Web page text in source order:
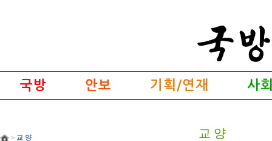
국방 안보 기획/연재 사
교 양
> 교 양